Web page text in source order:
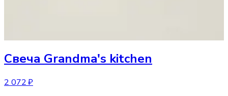
Свеча Grandma's kitchen
2 072 ₽